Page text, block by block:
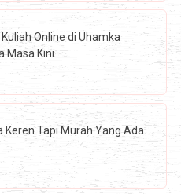
Online di Uhamka
Masa Kini
Keren Tapi Murah Yang Ada